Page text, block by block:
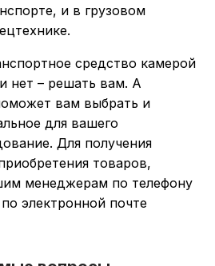
и в грузовом
средство камерой
нет – решать вам. А
вам выбрать и
для вашего
Для получения
товаров,
менеджерам по телефону
электронной почте